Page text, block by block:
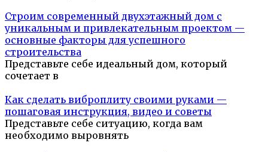
Строим современный двухэтажный дом с
уникальным и привлекательным проектом —
основные факторы для успешного
строительства
Представьте себе идеальный дом, который
сочетает в
Как сделать виброплиту своими руками —
пошаговая инструкция, видео и советы
Представьте себе ситуацию, когда вам
необходимо выровнять